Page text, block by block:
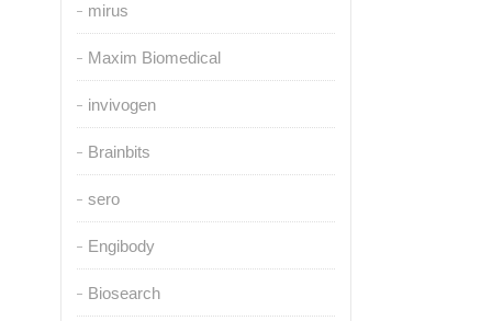
mirus
Maxim Biomedical
invivogen
Brainbits
sero
Engibody
Biosearch